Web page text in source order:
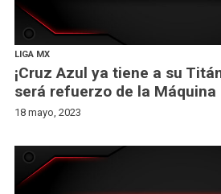
LIGA MX
¡Cruz Azul ya tiene a su
será refuerzo de la Máquina
18 mayo, 2023